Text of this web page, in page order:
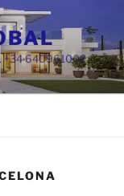
+34 640961002